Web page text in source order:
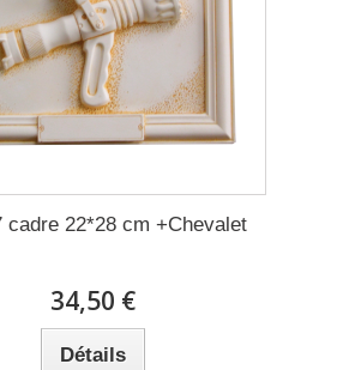
cadre 22*28 cm +Chevalet
34,50 €
Détails